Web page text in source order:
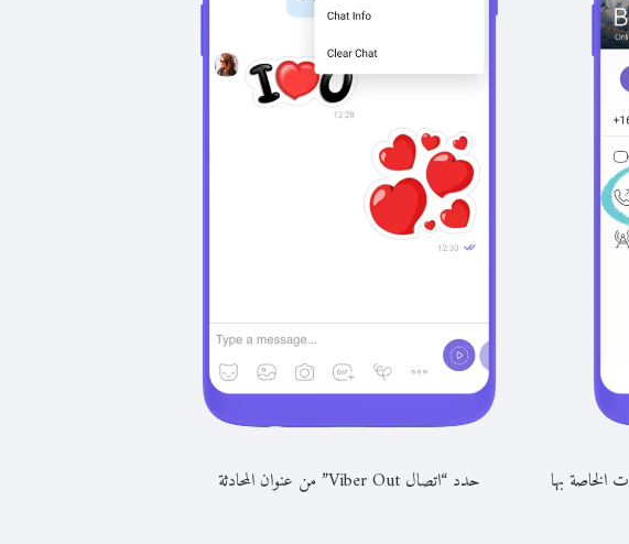
الخاصة بها حدد “اتصال Viber Out” من عنوان المحادثة